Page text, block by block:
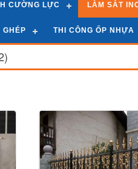
CƯỜNG LỰC LÀM SẮT
GHÉP THI CÔNG ỐP NHỰA